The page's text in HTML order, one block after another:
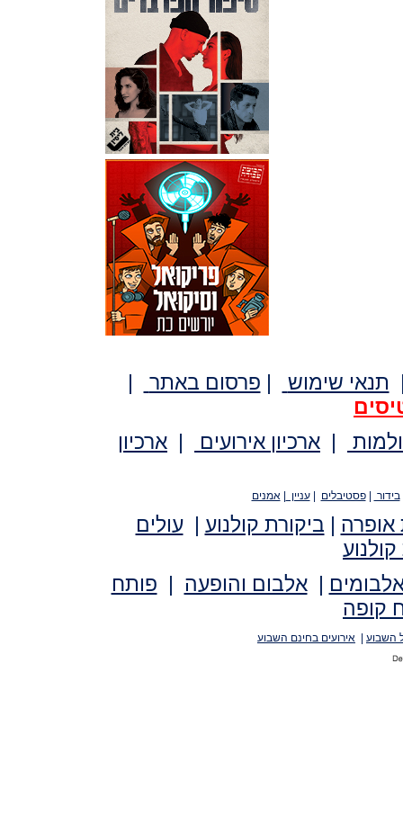
תנאי שימוש | פרסום באתר
|
| ארכיון אירועים | ארכיון
בידור |פסטיבלים |עניין |אמנים
אופרה | ביקורת קולנוע |עולים
קולנוע
|אלבום והופעה | פותח
קופה
השבוע אירועים בחינם השבוע